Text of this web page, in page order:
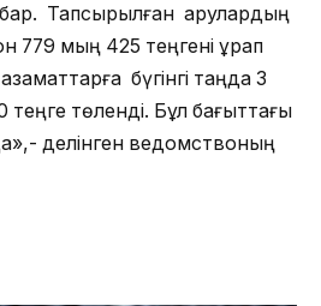
Тапсырылған қарулардың
779 мың 425 теңгені құрап
бүгінгі таңда 3
төленді. Бұл бағыттағы
делінген ведомствоның